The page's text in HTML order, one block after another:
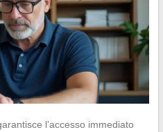
l’accesso immediato